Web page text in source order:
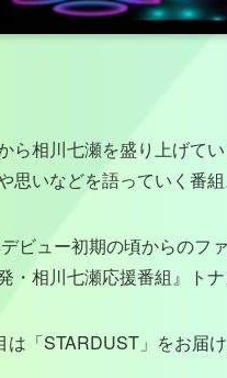
から相川七瀬を盛り上げて
思いなどを語っていく番組
ビュー初期の頃からのフ
・相川七瀬応援番組』トナ
は「STARDUST」をお届け